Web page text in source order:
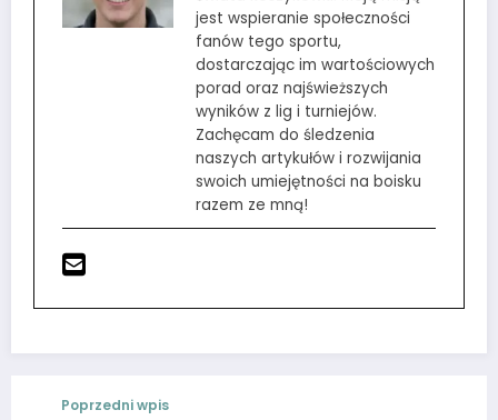
jest wspieranie społeczności
fanów tego sportu,
dostarczając im wartościowych
porad oraz najświeższych
wyników z lig i turniejów.
Zachęcam do śledzenia
naszych artykułów i rozwijania
swoich umiejętności na boisku
razem ze mną!
Poprzedni wpis